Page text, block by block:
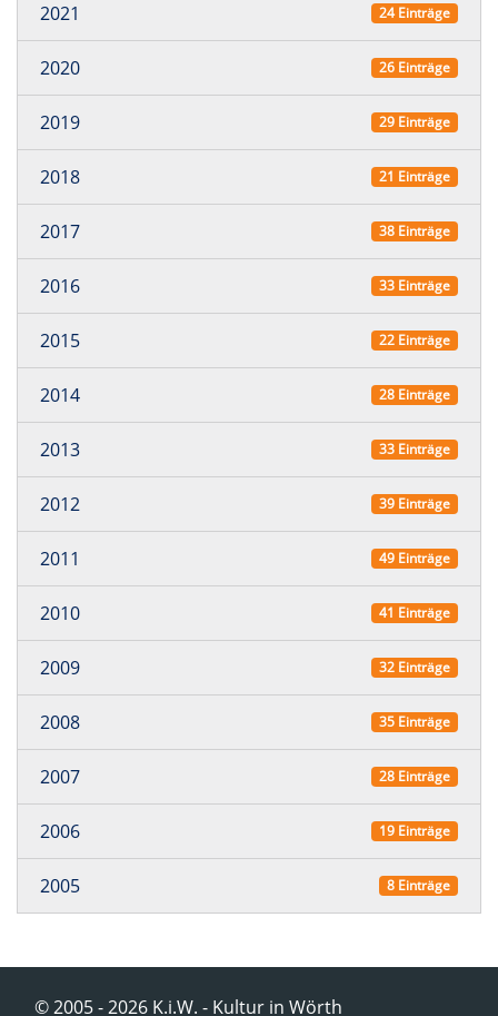
2021 24 Einträge
2020 26 Einträge
2019 29 Einträge
2018 21 Einträge
2017 38 Einträge
2016 33 Einträge
2015 22 Einträge
2014 28 Einträge
2013 33 Einträge
2012 39 Einträge
2011 49 Einträge
2010 41 Einträge
2009 32 Einträge
2008 35 Einträge
2007 28 Einträge
2006 19 Einträge
2005 8 Einträge
© 2005 - 2026 K.i.W. - Kultur in Wörth